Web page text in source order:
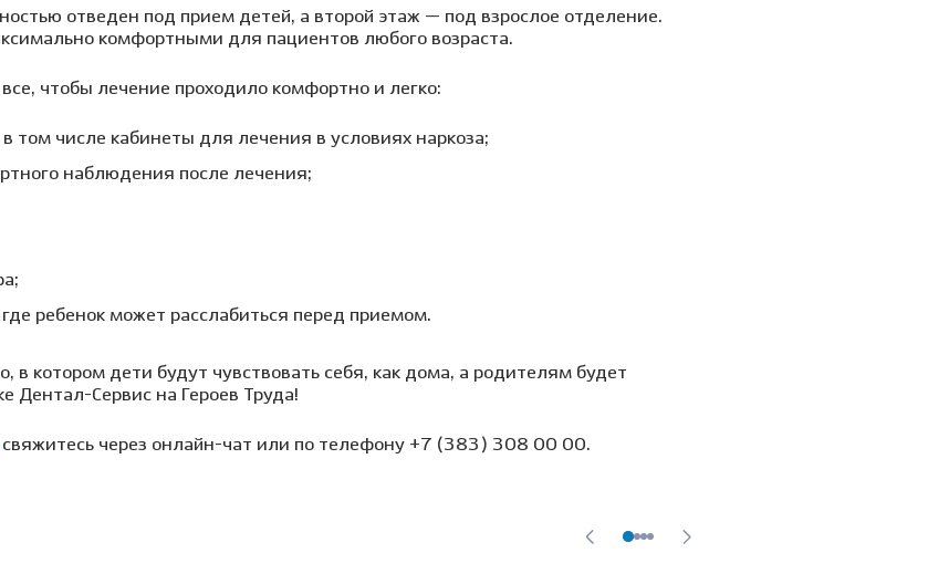
отведен под прием детей, а второй этаж — под взрослое отделение.
комфортными для пациентов любого возраста.
чтобы лечение проходило комфортно и легко:
том числе кабинеты для лечения в условиях наркоза;
наблюдения после лечения;
ребенок может расслабиться перед приемом.
в котором дети будут чувствовать себя, как дома, а родителям будет
Дентал-Сервис на Героев Труда!
свяжитесь через онлайн-чат или по телефону +7 (383) 308 00 00.